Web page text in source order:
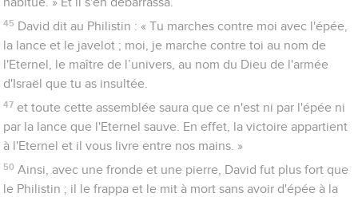
45 David dit au Philistin : « Tu marches contre moi avec l'épée,
la lance et le javelot ; moi, je marche contre toi au nom de
l'Eternel, le maître de l’univers, au nom du Dieu de l'armée
d'Israël que tu as insultée.
47 et toute cette assemblée saura que ce n'est ni par l'épée ni
par la lance que l'Eternel sauve. En effet, la victoire appartient
à l'Eternel et il vous livre entre nos mains. »
50 Ainsi, avec une fronde et une pierre, David fut plus fort que
le Philistin ; il le frappa et le mit à mort sans avoir d'épée à la